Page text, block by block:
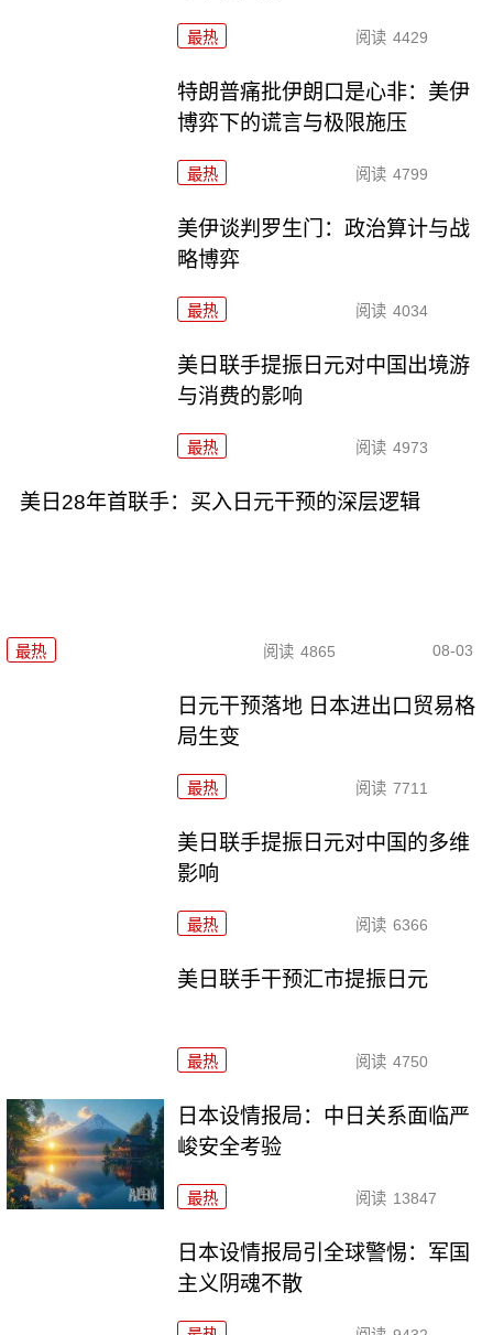
最热 阅读 4429
特朗普痛批伊朗口是心非：美伊
博弈下的谎言与极限施压
最热 阅读 4799
美伊谈判罗生门：政治算计与战
略博弈
最热 阅读 4034
美日联手提振日元对中国出境游
与消费的影响
最热 阅读 4973
美日28年首联手：买入日元干预的深层逻辑
最热 阅读 4865 08-03
日元干预落地 日本进出口贸易格
局生变
最热 阅读 7711
美日联手提振日元对中国的多维
影响
最热 阅读 6366
美日联手干预汇市提振日元
最热 阅读 4750
日本设情报局：中日关系面临严
峻安全考验
最热 阅读 13847
日本设情报局引全球警惕：军国
主义阴魂不散